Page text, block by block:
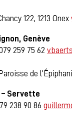
122, 1213 Onex
Genève
259 75 62
de
– Servette
238 90 86